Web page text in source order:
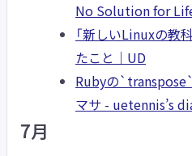
No Solution for
「新しいLinuxの教
たこと｜UD
Rubyの
マサ - uetennis’s
7月